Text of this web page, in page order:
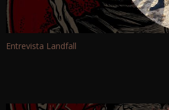
Entrevista Landfall